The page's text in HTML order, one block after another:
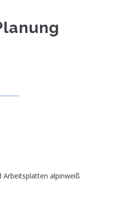
Arbeitsplatten alpinweiß